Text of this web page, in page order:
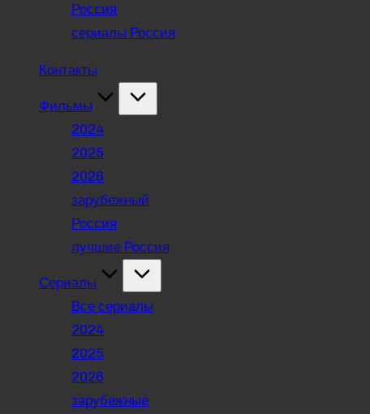
Россия
сериалы Россия
Контакты
Фильмы
2024
2025
2026
зарубежный
Россия
лучшие Россия
Сериалы
Все сериалы
2024
2025
2026
зарубежные